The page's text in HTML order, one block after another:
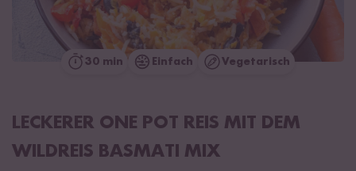
30 min Einfach Vegetarisch
LECKERER ONE POT REIS MIT DEM
WILDREIS BASMATI MIX